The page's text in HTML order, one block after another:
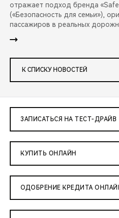
отражает подход бренда
(«Безопасность для семьи»),
пассажиров в реальных
К СПИСКУ НОВОСТЕЙ
ЗАПИСАТЬСЯ НА ТЕСТ-ДРАЙВ
КУПИТЬ ОНЛАЙН
ОДОБРЕНИЕ КРЕДИТА